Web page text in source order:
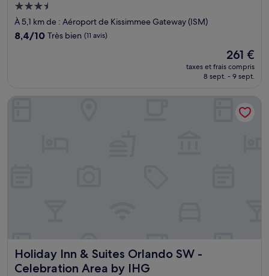
Hébergement
3.5 étoiles
À 5,1 km de : Aéroport de Kissimmee Gateway (ISM)
8.4
8,4/10 Très bien (11 avis)
Le
nouveau
prix
de
261 €
261 €
taxes et frais compris
8 sept. - 9 sept.
Holiday Inn & Suites Orlando SW -
Celebration Area by IHG
Holiday Inn & Suites Orlando SW - Celebration Area by